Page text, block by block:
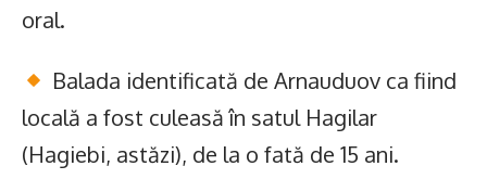
oral.
Balada identificată de Arnauduov ca fiind
locală a fost culeasă în satul Hagilar
(Hagiebi, astăzi), de la o fată de 15 ani.